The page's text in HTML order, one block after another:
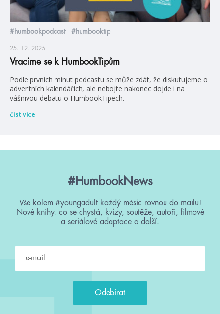
#humbookpodcast #humbooktip
25. 12. 2025
Vracíme se k HumbookTipům
Podle prvních minut podcastu se může zdát, že diskutujeme o
adventních kalendářích, ale nebojte nakonec dojde i na
vášnivou debatu o HumbookTipech.
číst více
#HumbookNews
Vše kolem #youngadult každý měsíc rovnou do mailu!
Nové knihy, co se chystá, kvízy, soutěže, autoři, filmové
a seriálové adaptace a další.